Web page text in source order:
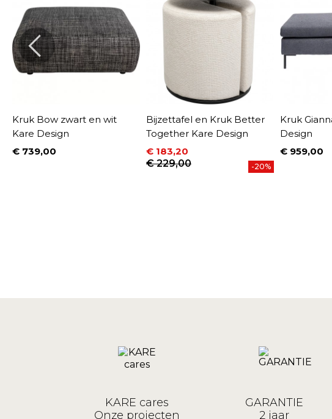
Kruk Bow zwart en wit
Kare Design
Prijs
€ 739,00
Bijzettafel en Kruk Better
Together Kare Design
Prijs
€ 183,20
Normale prijs
€ 229,00 -20%
Kruk
Design
Prijs
€ 959,00
KARE cares
Onze projecten
GARANTIE
2 jaar